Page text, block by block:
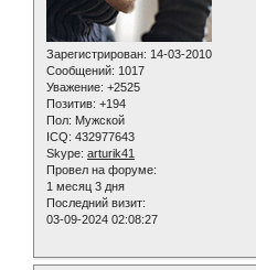
Зарегистрирован: 14-03-2010
Сообщений: 1017
Уважение: +2525
Позитив: +194
Пол: Мужской
ICQ: 432977643
Skype: arturik41
Провел на форуме:
1 месяц 3 дня
Последний визит:
03-09-2024 02:08:27